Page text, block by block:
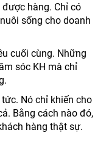
hàng. Chỉ có
sống cho doanh
cuối cùng. Những
sóc KH mà chỉ
Nó chỉ khiến cho
Bằng cách nào đó,
hàng thật sự.